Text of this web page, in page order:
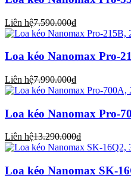
Liên hệ7.590.000₫
Loa kéo Nanomax Pro-
Liên hệ7.990.000₫
Loa kéo Nanomax Pro-
Liên hệ13.290.000₫
Loa kéo Nanomax SK-